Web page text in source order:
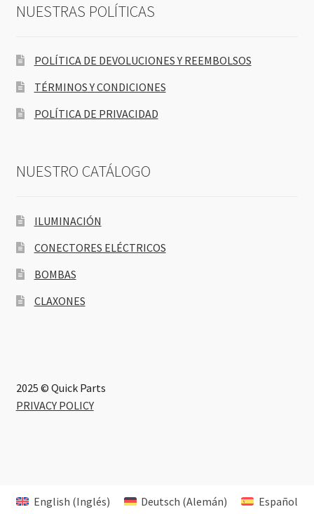
NUESTRAS POLÍTICAS
POLÍTICA DE DEVOLUCIONES Y REEMBOLSOS
TÉRMINOS Y CONDICIONES
POLÍTICA DE PRIVACIDAD
NUESTRO CATÁLOGO
ILUMINACIÓN
CONECTORES ELÉCTRICOS
BOMBAS
CLAXONES
2025 © Quick Parts
PRIVACY POLICY
English (Inglés) Deutsch (Alemán) Español